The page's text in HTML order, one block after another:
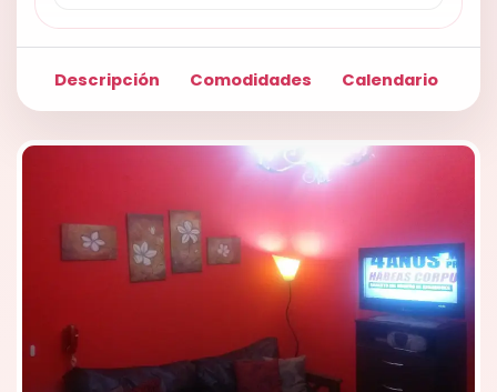
Descripción Comodidades Calendario